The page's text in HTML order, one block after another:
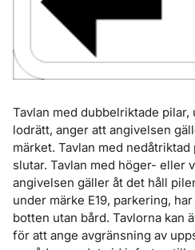
Tavlan med dubbelriktade
lodrätt, anger att angivelsen
märket. Tavlan med
slutar. Tavlan med höger- eller
angivelsen gäller åt det håll
under märke E19, parkering,
botten utan bård. Tavlorna kan
för att ange avgränsning av